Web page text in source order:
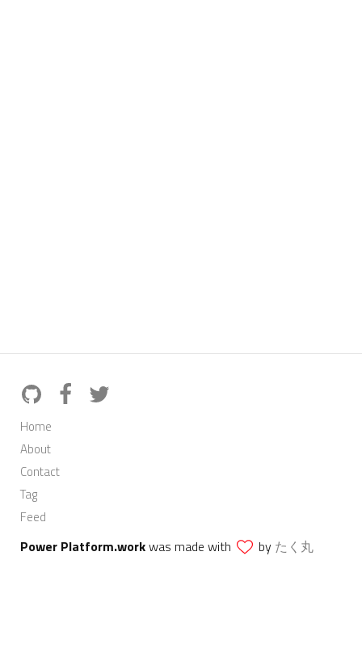
Home
About
Contact
Tag
Feed
Power Platform.workwas made with by たく丸